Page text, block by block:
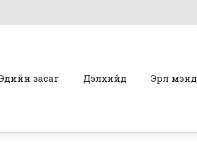
засаг Дэлхийд Эрүүл мэнд